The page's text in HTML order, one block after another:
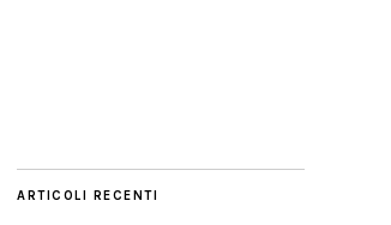
ARTICOLI RECENTI